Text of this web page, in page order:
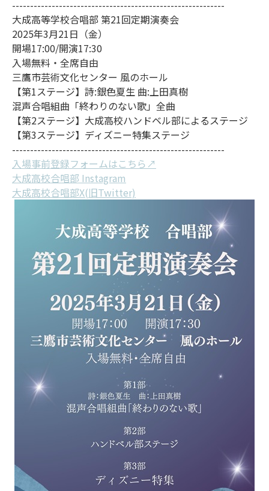
-----------------------------------------------------------
大成高等学校合唱部 第21回定期演奏会
2025年3月21日（金）
開場17:00/開演17:30
入場無料・全席自由
三鷹市芸術文化センター 風のホール
【第1ステージ】詩:銀色夏生 曲:上田真樹
混声合唱組曲「終わりのない歌」全曲
【第2ステージ】大成高校ハンドベル部によるステージ
【第3ステージ】ディズニー特集ステージ
-----------------------------------------------------------
入場事前登録フォームはこちら↗
大成高校合唱部 Instagram
大成高校合唱部X(旧Twitter)